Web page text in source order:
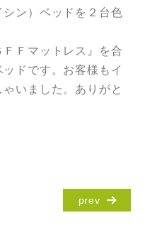
シン）ベッドを２台色
Ｆマットレス』を合
ドです。お客様もイ
いました。ありがと
prev